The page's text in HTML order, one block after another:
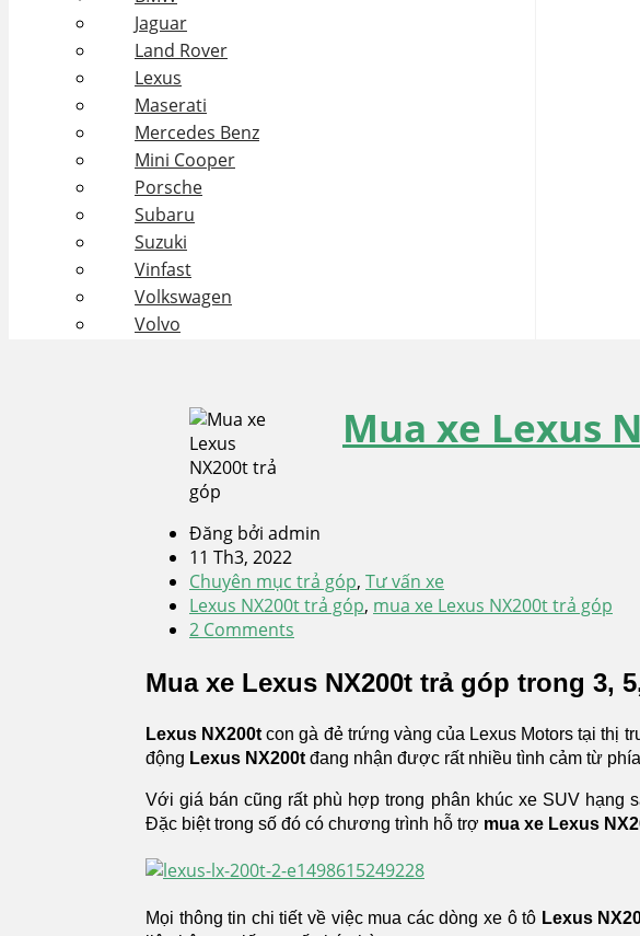
Jaguar
Land Rover
Lexus
Maserati
Mercedes Benz
Mini Cooper
Porsche
Subaru
Suzuki
Vinfast
Volkswagen
Volvo
Mua xe Lexus
Đăng bởi admin
11 Th3, 2022
Chuyên mục trả góp, Tư vấn xe
Lexus NX200t trả góp, mua xe Lexus NX200t trả góp
2 Comments
Mua xe Lexus NX200t trả góp trong 3,
Lexus NX200t con gà đẻ trứng vàng của Lexus Motors tại thị
động Lexus NX200t đang nhận được rất nhiều tình cảm từ
Với giá bán cũng rất phù hợp trong phân khúc xe SUV hạng
Đặc biệt trong số đó có chương trình hỗ trợ mua xe Lexus
Mọi thông tin chi tiết về việc mua các dòng xe ô tô Lexus